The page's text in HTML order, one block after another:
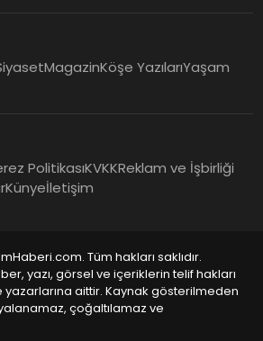
MagazinKöşe YazılarıYaşam
PolitikasıKVKKReklam ve İşbirliği
Künyeİletişim
Tüm hakları saklıdır.
yazı, görsel ve içeriklerin telif hakları
aittir. Kaynak gösterilmeden
çoğaltılamaz ve